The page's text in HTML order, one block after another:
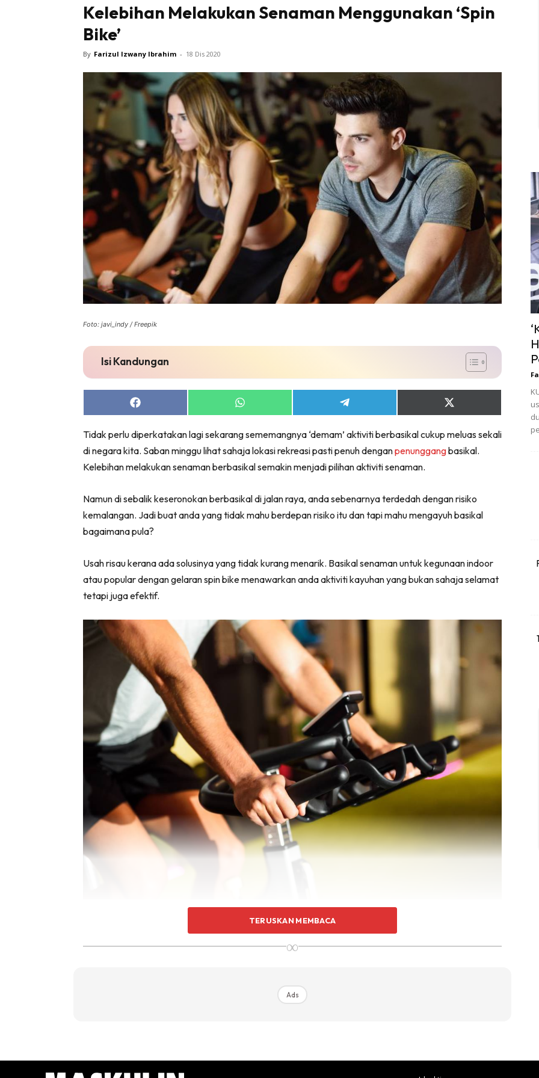
Kelebihan Melakukan Senaman Menggunakan ‘Spin
Bike’
By Farizul Izwany Ibrahim - 18 Dis 2020
Foto: javi_indy / Freepik
Isi Kandungan
Share
on
Share
on
Share
on
Share
on
(Twitter)
Tidak perlu diperkatakan lagi sekarang sememangnya ‘demam’ aktiviti berbasikal cukup meluas sekali
di negara kita. Saban minggu lihat sahaja lokasi rekreasi pasti penuh denganpenunggangbasikal.
Kelebihan melakukan senaman berbasikal semakin menjadi pilihan aktiviti senaman.
Namun di sebalik keseronokan berbasikal di jalan raya, anda sebenarnya terdedah dengan risiko
kemalangan. Jadi buat anda yang tidak mahu berdepan risiko itu dan tapi mahu mengayuh basikal
bagaimana pula?
Usah risau kerana ada solusinya yang tidak kurang menarik. Basikal senaman untuk kegunaan indoor
atau popular dengan gelaran spin bike menawarkan anda aktiviti kayuhan yang bukan sahaja selamat
tetapi juga efektif.
Berbanding dengan peralatan senaman kardio yang lain, spin bike tidak memberikan stres yang tinggi
TERUSKAN MEMBACA
∞
Ads